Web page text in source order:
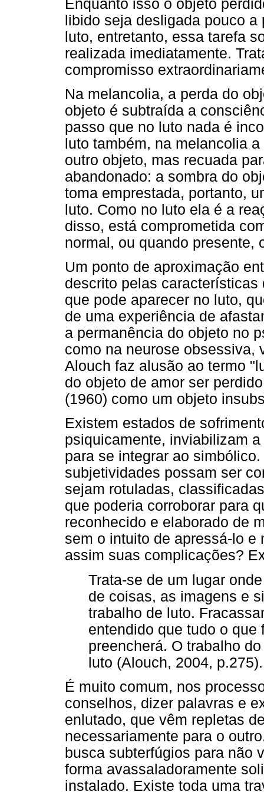
Enquanto isso o objeto
libido seja desligada pouco
luto, entretanto, essa tarefa
realizada imediatamente.
compromisso
Na melancolia, a perda do
objeto é subtraída a
passo que no luto nada é
luto também, na melancolia
outro objeto, mas recuada
abandonado: a sombra do
toma emprestada, portanto,
luto. Como no luto ela é a
disso, está comprometida
normal, ou quando presente,
Um ponto de aproximação
descrito pelas
que pode aparecer no luto,
de uma experiência de
a permanência do objeto no
como na neurose obsessiva,
Alouch faz alusão ao termo
do objeto de amor ser
(1960) como um objeto
Existem estados de
psiquicamente, inviabilizam
para se integrar ao
subjetividades possam ser
sejam rotuladas,
que poderia corroborar para
reconhecido e elaborado de
sem o intuito de apressá-lo e
assim suas complicações?
Trata-se de um lugar
de coisas, as imagens e
trabalho de luto.
entendido que tudo o
preencherá. O trabalho
luto (Alouch, 2004, p.275).
É muito comum, nos
conselhos, dizer palavras e
enlutado, que vêm repletas
necessariamente para o
busca subterfúgios para não
forma avassaladoramente
instalado. Existe toda uma